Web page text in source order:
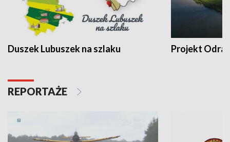
Duszek Lubuszek na szlaku Projekt Odra
REPORTAŻE